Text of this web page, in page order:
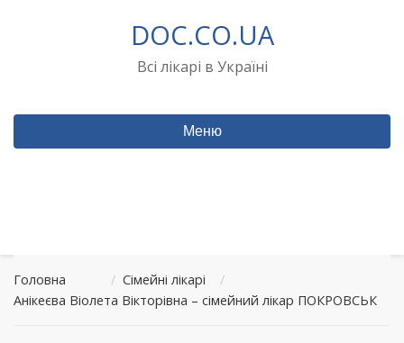
DOC.CO.UA
Всі лікарі в Україні
Меню
Головна / Сімейні лікарі
/
Анікеєва Віолета Вікторівна – сімейний лікар ПОКРОВСЬК